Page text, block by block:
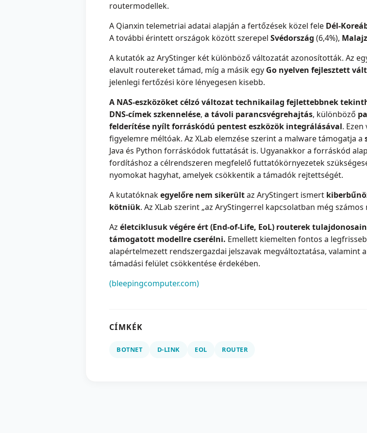
routermodellek.
A Qianxin telemetriai adatai alapján a fertőzések közel fele Dél-
A további érintett országok között szerepel Svédország (6,4%),
A kutatók az AryStinger két különböző változatát azonosították. Az
elavult routereket támad, míg a másik egy Go nyelven fejlesztett
jelenlegi fertőzési köre lényegesen kisebb.
A NAS-eszközöket célzó változat technikailag fejlettebbnek
DNS-címek szkennelése, a távoli parancsvégrehajtás, különböző
felderítése nyílt forráskódú pentest eszközök integrálásával.
figyelemre méltóak. Az XLab elemzése szerint a malware támogatja a
Java és Python forráskódok futtatását is. Ugyanakkor a forráskód
fordításhoz a célrendszeren megfelelő futtatókörnyezetek
nyomokat hagyhat, amelyek csökkentik a támadók rejtettségét.
A kutatóknakegyelőre nem sikerültaz AryStingert ismert
kötniük. Az XLab szerint „az AryStingerrel kapcsolatban még
Az életciklusuk végére ért (End-of-Life, EoL) routerek
támogatott modellre cserélni. Emellett kiemelten fontos a
alapértelmezett rendszergazdai jelszavak megváltoztatása, valamint
támadási felület csökkentése érdekében.
(bleepingcomputer.com)
CÍMKÉK
BOTNET D-LINK EOL ROUTER